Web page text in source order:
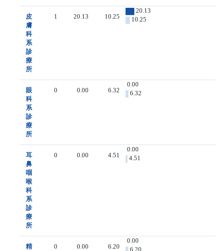
皮
膚
科
系
診
療
所
1 20.13 10.25
20.13
10.25
眼
科
系
診
療
所
0 0.00 6.32
0.00
6.32
耳
鼻
咽
喉
科
系
診
療
所
0 0.00 4.51
0.00
4.51
精
0 0.00 6.20
0.00
6.20